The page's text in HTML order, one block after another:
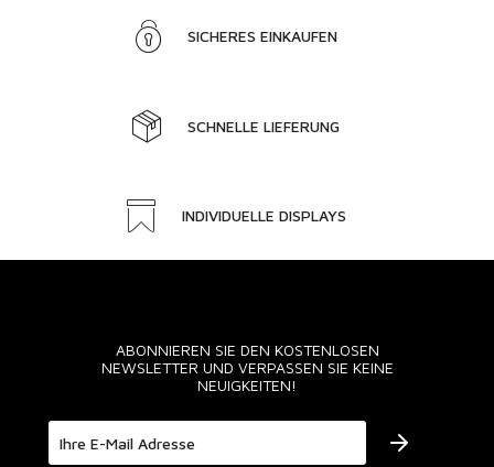
SICHERES EINKAUFEN
SCHNELLE LIEFERUNG
INDIVIDUELLE DISPLAYS
ABONNIEREN SIE DEN KOSTENLOSEN
NEWSLETTER UND VERPASSEN SIE KEINE
NEUIGKEITEN!